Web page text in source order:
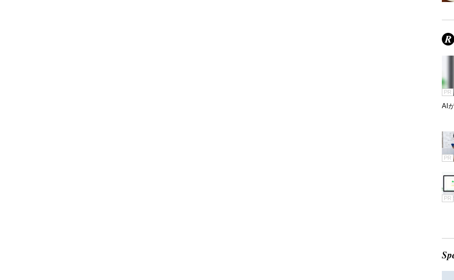
PR
AI
PR
PR